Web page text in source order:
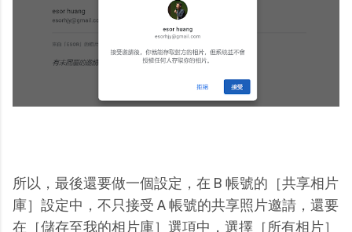
所以，最後還要做一個設定，在 B 帳號的［共享相片
庫］設定中，不只接受 A 帳號的共享照片邀請，還要
在［儲存至我的相片庫］選項中，選擇［所有相片］